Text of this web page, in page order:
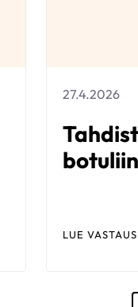
27.4.2026
LUE VASTAUS